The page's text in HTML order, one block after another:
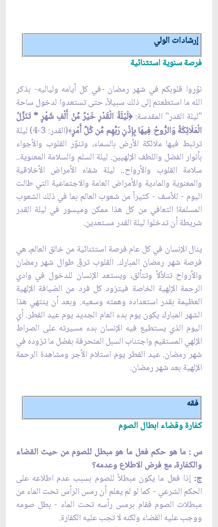
إرشادات الولي
فرصة سنوية استثنائية
نوّروا قلوبكم في شهر رمضان -في كل أيامه ولياليه- بذكر
الله ما استطعتم إلى ذلك سبيلاً، حتى تستعدوا لدخول ساحة
"ليلة القدر" المقدسة: ﴿لَيْلَةُ الْقَدْرِ خَيْرٌ مِّنْ أَلْفِ شَهْرٍ * تَنَزَّلُ
الْمَلَائِكَةُ وَالرُّوحُ فِيهَا بِإِذْنِ رَبِّهِم مِّن كُلِّ أَمْرٍ﴾
(القدر: 3-4) ليلة
ترتبط فيها ملائكة الأرض بالسماء، وتنوّر القلوب والأجواء
بأنوار الفضل واللطف الإلهيين. ليلة السلم والسلامة المعنوية..
سلامة القلوب والأرواح.. ليلة شفاء الأمراض الأخلاقية
والمعنوية والمادية والأمراض العامة والاجتماعية التي طالت
اليوم - للأسف - كثيراً من شعوب العالم بما في ذلك الشعوب
المسلمة! التعافي من كل هذا ممكن وميسور في ليلة القدر
شريطة أن تدخلوا ليلة القدر مستعدين.
ينال الإنسان في كل عام فرصة استثنائية من خالق العالم، هي
فرصة شهر رمضان المبارك. القلوب ترقّ طوال شهر رمضان
والأرواح تتلألأ وتتألق، ويستعد الإنسان للدخول في وادي
الرحمة الإلهية الخاصة فيتزود كل فرد من الضيافة الإلهية
العظيمة بقدر استعداده وهمته وسعيه. وبعد أن ينتهي هذا
الشهر المبارك يكون يوم بدء العام الجديد يوم عيد الفطر. أي
اليوم الذي يستطيع فيه الإنسان بدء مسيرته على الصراط
الإلهي المستقيم واجتناب السبل المنحرفة بفضل ما تزوده في
شهر رمضان. عيد الفطر يوم استلام الأجر ومشاهدة الرحمة
الإلهية بعد شهر رمضان.
فقه
كفارة وقضاء ابطال الصوم
س : ما هو حكم فعل ما هو مبطل للصوم من حيث القضاء
والكفارة، مع فرض الاطلاع وعدمه؟
ج:إذا فعل ما يكون مبطلاً للصوم بسبب عدم اطلاعه على
الحكم الشرعي - كما لو لم يعلم أن رمس الرأس تحت الماء من
مبطلات الصوم فقام برمس رأسه تحت الماء - بطل صومه
ووجب عليه القضاء ولكنه لا تجب عليه الكفارة.